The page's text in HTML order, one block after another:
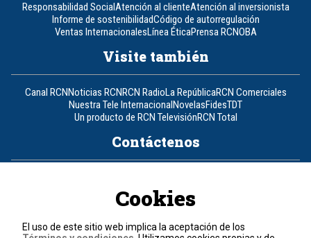
Responsabilidad SocialAtención al clienteAtención al inversionista
Informe de sostenibilidadCódigo de autorregulación
Ventas InternacionalesLínea ÉticaPrensa RCNOBA
Visite también
Canal RCNNoticias RCNRCN RadioLa RepúblicaRCN Comerciales
Nuestra Tele InternacionalNovelasFidesTDT
Un producto de RCN TelevisiónRCN Total
Contáctenos
Política de cookies
Términos y condiciones
Cookies
El uso de este sitio web implica la aceptación de los